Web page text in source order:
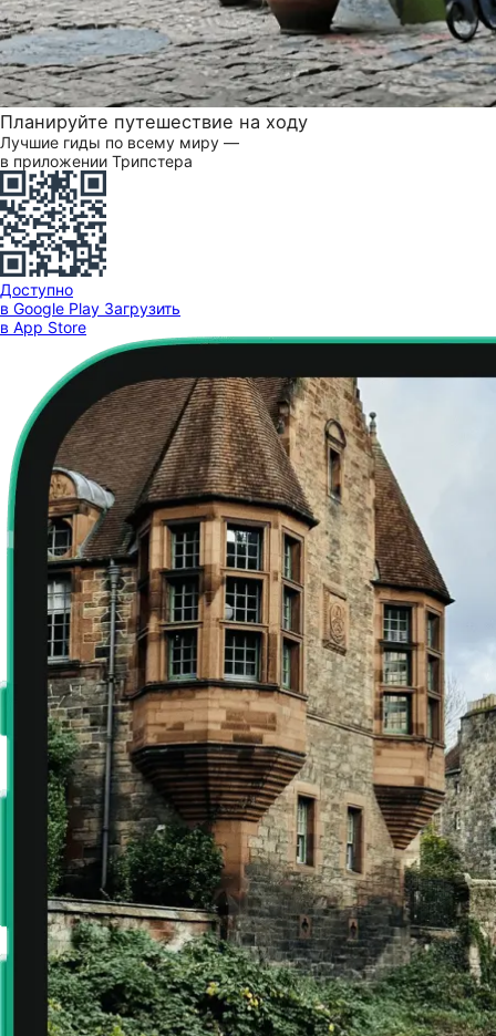
Планируйте путешествие на ходу
Лучшие гиды по всему миру —
в приложении Трипстера
Доступно
в Google Play Загрузить
в App Store